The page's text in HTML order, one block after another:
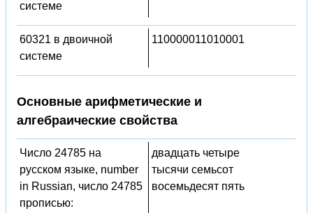
системе
60321 в двоичной
системе
110000011010001
Основные арифметические и
алгебраические свойства
Число 24785 на
русском языке, number
in Russian, число 24785
прописью:
двадцать четыре
тысячи семьсот
восемьдесят пять